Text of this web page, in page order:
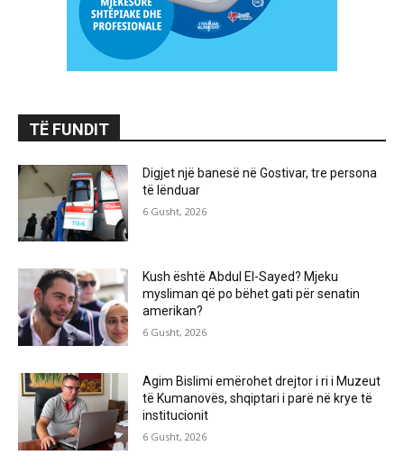
TË FUNDIT
Digjet një banesë në Gostivar, tre persona
të lënduar
6 Gusht, 2026
Kush është Abdul El-Sayed? Mjeku
mysliman që po bëhet gati për senatin
amerikan?
6 Gusht, 2026
Agim Bislimi emërohet drejtor i ri i Muzeut
të Kumanovës, shqiptari i parë në krye të
institucionit
6 Gusht, 2026